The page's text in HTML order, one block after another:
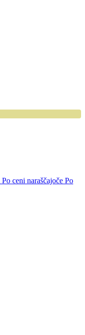
Po ceni naraščajoče Po